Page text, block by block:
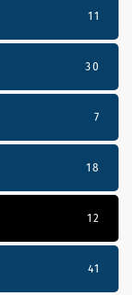
11
30
7
18
12
41